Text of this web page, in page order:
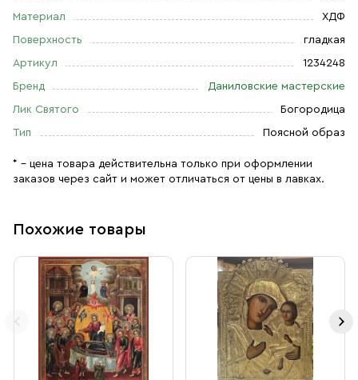
Материал ХДФ
Поверхность гладкая
Артикул 1234248
Бренд Даниловские мастерские
Лик Святого Богородица
Тип Поясной образ
* – цена товара действительна только при оформлении
заказов через сайт и может отличаться от цены в лавках.
Похожие товары